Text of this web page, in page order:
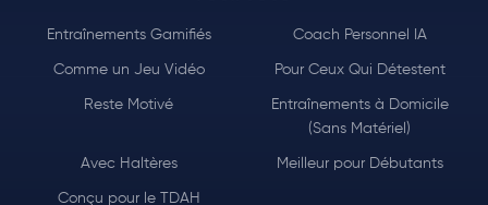
Entraînements Gamifiés Coach Personnel IA
Comme un Jeu Vidéo Pour Ceux Qui Détestent
Reste Motivé
Entraînements à Domicile
(Sans Matériel)
Avec Haltères Meilleur pour Débutants
Conçu pour le TDAH